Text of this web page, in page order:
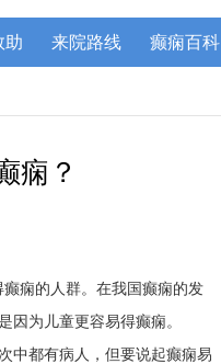
助 来院路线 癫痫百科
痫？
痫的人群。在我国癫痫的发
因为儿童更容易得癫痫。
中都有病人，但要说起癫痫易